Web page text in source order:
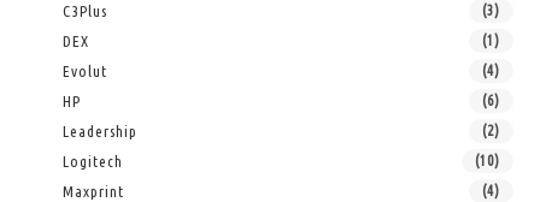
C3Plus (3)
DEX (1)
Evolut (4)
HP (6)
Leadership (2)
Logitech (10)
Maxprint (4)